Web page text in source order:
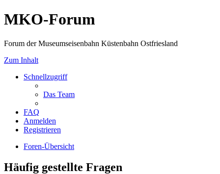
MKO-Forum
Forum der Museumseisenbahn Küstenbahn Ostfriesland
Zum Inhalt
Schnellzugriff
Das Team
FAQ
Anmelden
Registrieren
Foren-Übersicht
Häufig gestellte Fragen